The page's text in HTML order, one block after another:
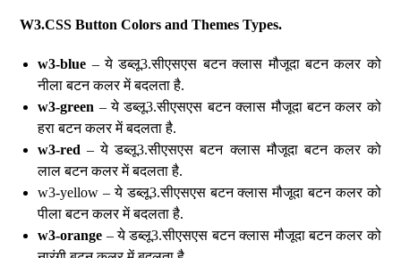
W3.CSS Button Colors and Themes Types.
w3-blue – ये डब्लू3.सीएसएस बटन क्लास मौजूदा बटन कलर को
नीला बटन कलर में बदलता है.
w3-green – ये डब्लू3.सीएसएस बटन क्लास मौजूदा बटन कलर को
हरा बटन कलर में बदलता है.
w3-red – ये डब्लू3.सीएसएस बटन क्लास मौजूदा बटन कलर को
लाल बटन कलर में बदलता है.
w3-yellow – ये डब्लू3.सीएसएस बटन क्लास मौजूदा बटन कलर को
पीला बटन कलर में बदलता है.
w3-orange – ये डब्लू3.सीएसएस बटन क्लास मौजूदा बटन कलर को